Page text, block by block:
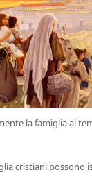
la famiglia al
cristiani possono